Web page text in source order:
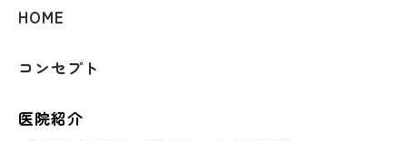
HOME
コンセプト
医院紹介